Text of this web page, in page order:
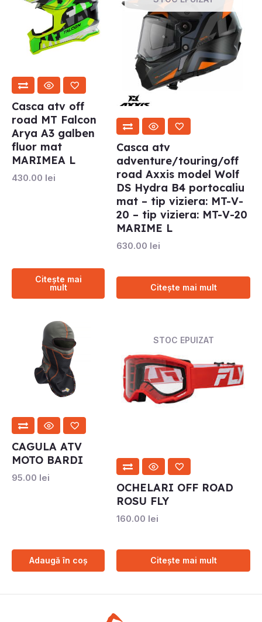
Casca atv off
road MT Falcon
Arya A3 galben
fluor mat
MARIMEA L
430.00 lei
Citește mai
mult
Casca atv
adventure/touring/off
road Axxis model Wolf
DS Hydra B4 portocaliu
mat – tip viziera: MT-V-
20 – tip viziera: MT-V-20
MARIME L
630.00 lei
Citește mai mult
CAGULA ATV
MOTO BARDI
95.00 lei
Adaugă în coș
STOC EPUIZAT
OCHELARI OFF ROAD
ROSU FLY
160.00 lei
Citește mai mult